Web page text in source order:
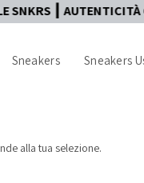
Sneakers Sneakers
alla tua selezione.